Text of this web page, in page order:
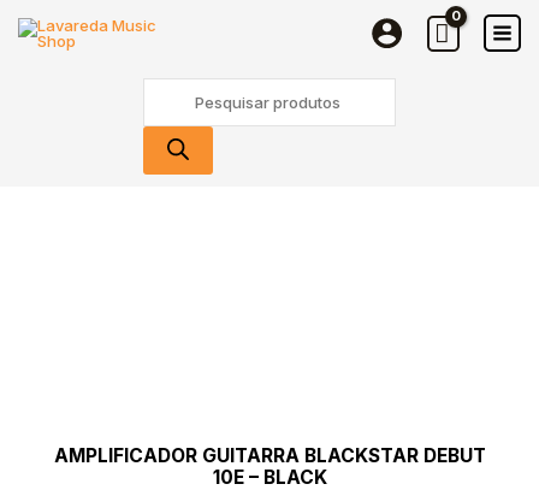
search
AMPLIFICADOR GUITARRA BLACKSTAR DEBUT
10E – BLACK